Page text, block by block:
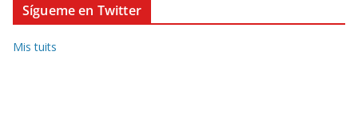
Sígueme en Twitter
Mis tuits